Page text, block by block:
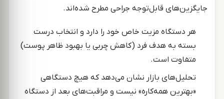
جایگزین‌های قابل‌توجه جراحی مطرح شده‌اند.
هر دستگاه مزیت خاص خود را دارد و انتخاب درست
بسته به هدف فرد (کاهش چربی یا بهبود ظاهر پوست)
متفاوت است.
تحلیل‌های بازار نشان می‌دهد که هیچ دستگاهی
«بهترین همه‌کاره» نیست و مراقبت‌های بعد از دستگاه